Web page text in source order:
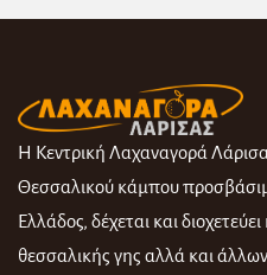
Η Κεντρική Λαχαναγορά
Θεσσαλικού κάμπου
Ελλάδος, δέχεται και
θεσσαλικής γης αλλά και άλλων